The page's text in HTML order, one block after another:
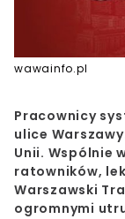
wawainfo.pl
Pracownicy
ulice
Unii. Wspólnie
ratowników,
Warszawski
ogromnymi